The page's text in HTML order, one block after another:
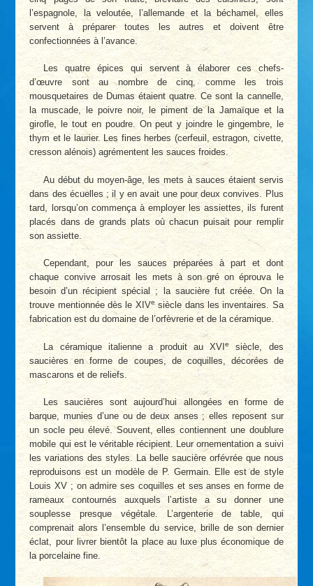
l’espagnole, la veloutée, l’allemande et la béchamel, elles
servent à préparer toutes les autres et doivent être
confectionnées à l’avance.
Les quatre épices qui servent à élaborer ces chefs-
d’œuvre sont au nombre de cinq, comme les trois
mousquetaires de Dumas étaient quatre. Ce sont la cannelle,
la muscade, le poivre noir, le piment de la Jamaïque et la
girofle, le tout en poudre. On peut y joindre le gingembre, le
thym et le laurier. Les fines herbes (cerfeuil, estragon, civette,
cresson alénois) agrémentent les sauces froides.
Au début du moyen-âge, les mets à sauces étaient servis
dans des écuelles ; il y en avait une pour deux convives. Plus
tard, lorsqu’on commença à employer les assiettes, ils furent
placés dans de grands plats où chacun puisait pour remplir
son assiette.
Cependant, pour les sauces préparées à part et dont
chaque convive arrosait les mets à son gré on éprouva le
besoin d’un récipient spécial ; la saucière fut créée. On la
trouve mentionnée dès le XIVesiècle dans les inventaires. Sa
fabrication est du domaine de l’orfèvrerie et de la céramique.
La céramique italienne a produit au XVIesiècle, des
saucières en forme de coupes, de coquilles, décorées de
mascarons et de reliefs.
Les saucières sont aujourd’hui allongées en forme de
barque, munies d’une ou de deux anses ; elles reposent sur
un socle peu élevé. Souvent, elles contiennent une doublure
mobile qui est le véritable récipient. Leur ornementation a suivi
les variations des styles. La belle saucière orfévrée que nous
reproduisons est un modèle de P. Germain. Elle est de style
Louis XV ; on admire ses coquilles et ses anses en forme de
rameaux contournés auxquels l’artiste a su donner une
souplesse presque végétale. L’argenterie de table, qui
comprenait alors l’ensemble du service, brille de son dernier
éclat, pour livrer bientôt la place au luxe plus économique de
la porcelaine fine.